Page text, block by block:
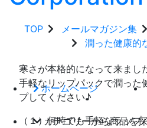
ホームページ
カテゴリーから商品を
TOP メールマガジン集
潤った健康的
寒さが本格的になって来まし
手軽なリップパックで潤った
プしてください♪
（１）何時でも手軽なラッ